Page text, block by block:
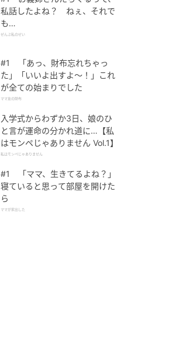
私話したよね？ ねぇ、それで
も…
ぜんぶ私のせい
#1 「あっ、財布忘れちゃっ
た」「いいよ出すよ〜！」これ
が全ての始まりでした
ママ友の財布
入学式からわずか3日、娘のひ
と言が運命の分かれ道に…【私
はモンペじゃありません Vol.1】
私はモンペじゃありません
#1 「ママ、生きてるよね？」
寝ていると思って部屋を開けた
ら
ママが家出した